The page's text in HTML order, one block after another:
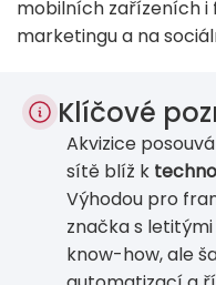
mobilních zařízeních i
marketingu a na
Klíčové
Akvizice
sítě blíž k
Výhodou pro
značka s
know-how, ale